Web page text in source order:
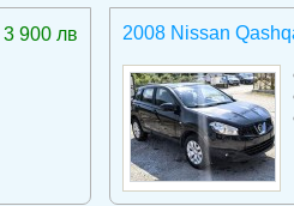
3 900 лв 2008 Nissan